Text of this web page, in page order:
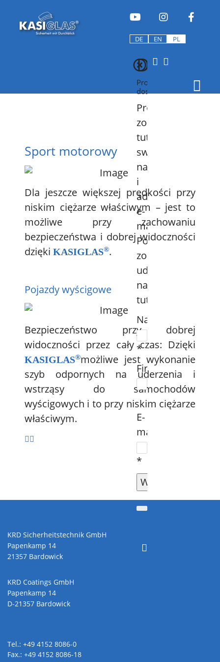
DE EN PL
Download
Program
dostaw
Proszę
zostawić
tutaj
swoje
nazwisko
i
adres
e-
mail.
Pobranie
zostanie
udostępnione
natychmiast
tutaj.
Nazwa:
*
Firma:
E-
mail:
*
Sport motorowy
Dla jeszcze większej prędkości przy
niskim ciężarze właściwym – jest to
możliwe przy zachowaniu
bezpieczeństwa i dobrej widoczności
dzięki KASIGLAS®.
Pojazdy wyścigowe
Bezpieczeństwo przy dobrej
widoczności przez cały czas: Dzięki
KASIGLAS®możliwe jest wykonanie
szyb odpornych na uderzenia i
wstrząsy do samochodów
wyścigowych i to przy niskim ciężarze
właściwym.
KRD Sicherheitstechnik GmbH
Papenkamp 14
21357 Bardowick
KRD Coatings GmbH
Papenkamp 14
D-21357 Bardowick
Tel.: +49 4152 8086-0
Fax.: +49 4152 8086-18